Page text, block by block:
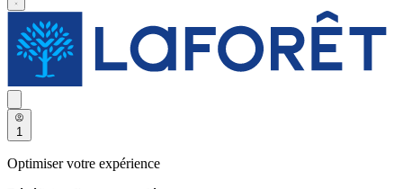
1
Optimiser votre expérience